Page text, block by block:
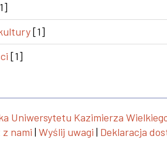
[1]
[1]
Uniwersytetu Kazimierza
nami | Wyślij uwagi | Deklaracja